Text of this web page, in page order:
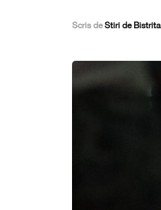
Scris deStiri de Bistrita